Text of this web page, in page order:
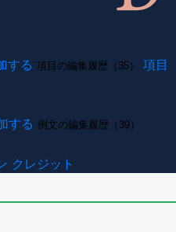
する 項目の編集履歴（35）
項目
する 例文の編集履歴（39）
クレジット